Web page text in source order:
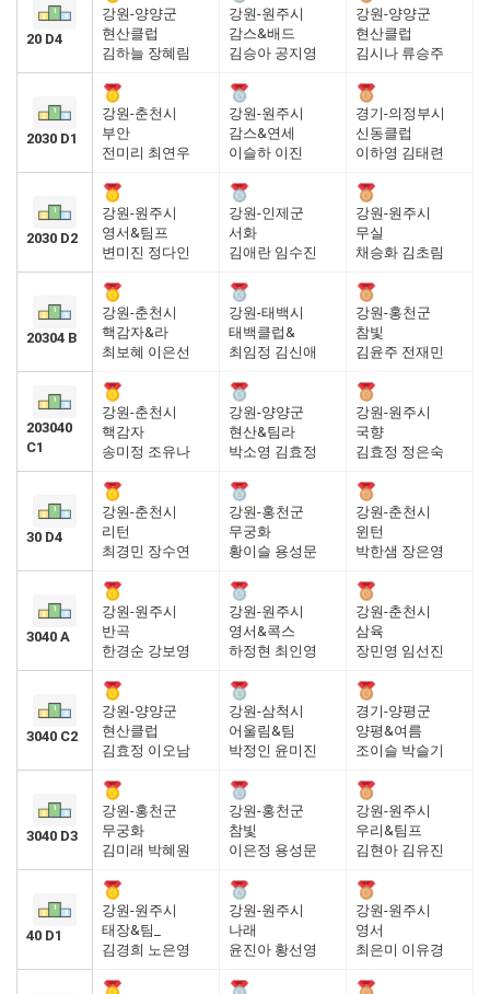
20 D4
강원-양양군
현산클럽
김하늘 장혜림
강원-원주시
감스&배드
김승아 공지영
강원-양양군
현산클럽
김시나 류승주
2030 D1
강원-춘천시
부안
전미리 최연우
강원-원주시
감스&연세
이슬하 이진
경기-의정부시
신동클럽
이하영 김태련
2030 D2
강원-원주시
영서&팀프
변미진 정다인
강원-인제군
서화
김애란 임수진
강원-원주시
무실
채승화 김초림
20304 B
강원-춘천시
핵감자&라
최보혜 이은선
강원-태백시
태백클럽&
최임정 김신애
강원-홍천군
참빛
김윤주 전재민
203040
C1
강원-춘천시
핵감자
송미정 조유나
강원-양양군
현산&팀라
박소영 김효정
강원-원주시
국향
김효정 정은숙
30 D4
강원-춘천시
리턴
최경민 장수연
강원-홍천군
무궁화
황이슬 용성문
강원-춘천시
윈턴
박한샘 장은영
3040 A
강원-원주시
반곡
한경순 강보영
강원-원주시
영서&콕스
하정현 최인영
강원-춘천시
삼육
장민영 임선진
3040 C2
강원-양양군
현산클럽
김효정 이오남
강원-삼척시
어울림&팀
박정인 윤미진
경기-양평군
양평&여름
조이슬 박슬기
3040 D3
강원-홍천군
무궁화
김미래 박혜원
강원-홍천군
참빛
이은정 용성문
강원-원주시
우리&팀프
김현아 김유진
40 D1
강원-원주시
태장&팀_
김경희 노은영
강원-원주시
나래
윤진아 황선영
강원-원주시
영서
최은미 이유경